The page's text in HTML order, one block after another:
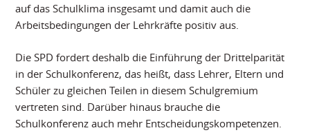
auf das Schulklima insgesamt und damit auch die
Arbeitsbedingungen der Lehrkräfte positiv aus.
Die SPD fordert deshalb die Einführung der Drittelparität
in der Schulkonferenz, das heißt, dass Lehrer, Eltern und
Schüler zu gleichen Teilen in diesem Schulgremium
vertreten sind. Darüber hinaus brauche die
Schulkonferenz auch mehr Entscheidungskompetenzen.